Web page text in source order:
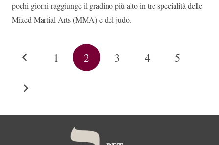
pochi giorni raggiunge il gradino più alto in tre specialità delle
Mixed Martial Arts (MMA) e del judo.
1 2 3 4 5